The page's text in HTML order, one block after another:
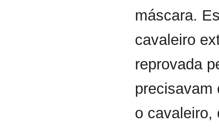
máscara.
cavaleiro
reprovada
precisavam
o cavaleiro,